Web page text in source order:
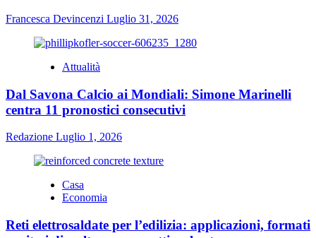
Francesca Devincenzi Luglio 31, 2026
Attualità
Dal Savona Calcio ai Mondiali: Simone Marinelli
centra 11 pronostici consecutivi
Redazione Luglio 1, 2026
Casa
Economia
Reti elettrosaldate per l’edilizia: applicazioni, formati